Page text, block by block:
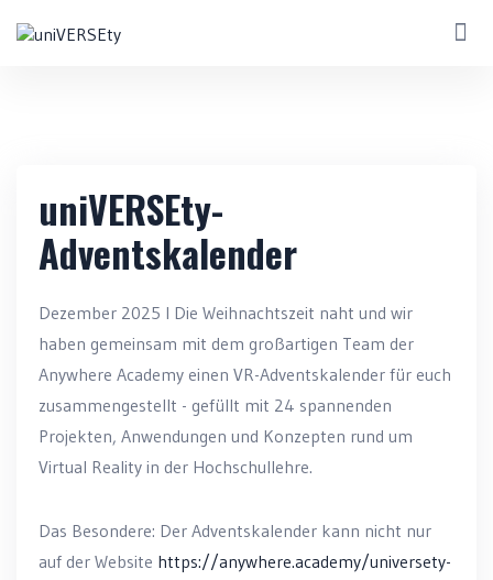
uniVERSEty-
Adventskalender
Dezember 2025 I Die Weihnachtszeit naht und wir
haben gemeinsam mit dem großartigen Team der
Anywhere Academy einen VR-Adventskalender für euch
zusammengestellt - gefüllt mit 24 spannenden
Projekten, Anwendungen und Konzepten rund um
Virtual Reality in der Hochschullehre.
Das Besondere: Der Adventskalender kann nicht nur
auf der Website https://anywhere.academy/universety-